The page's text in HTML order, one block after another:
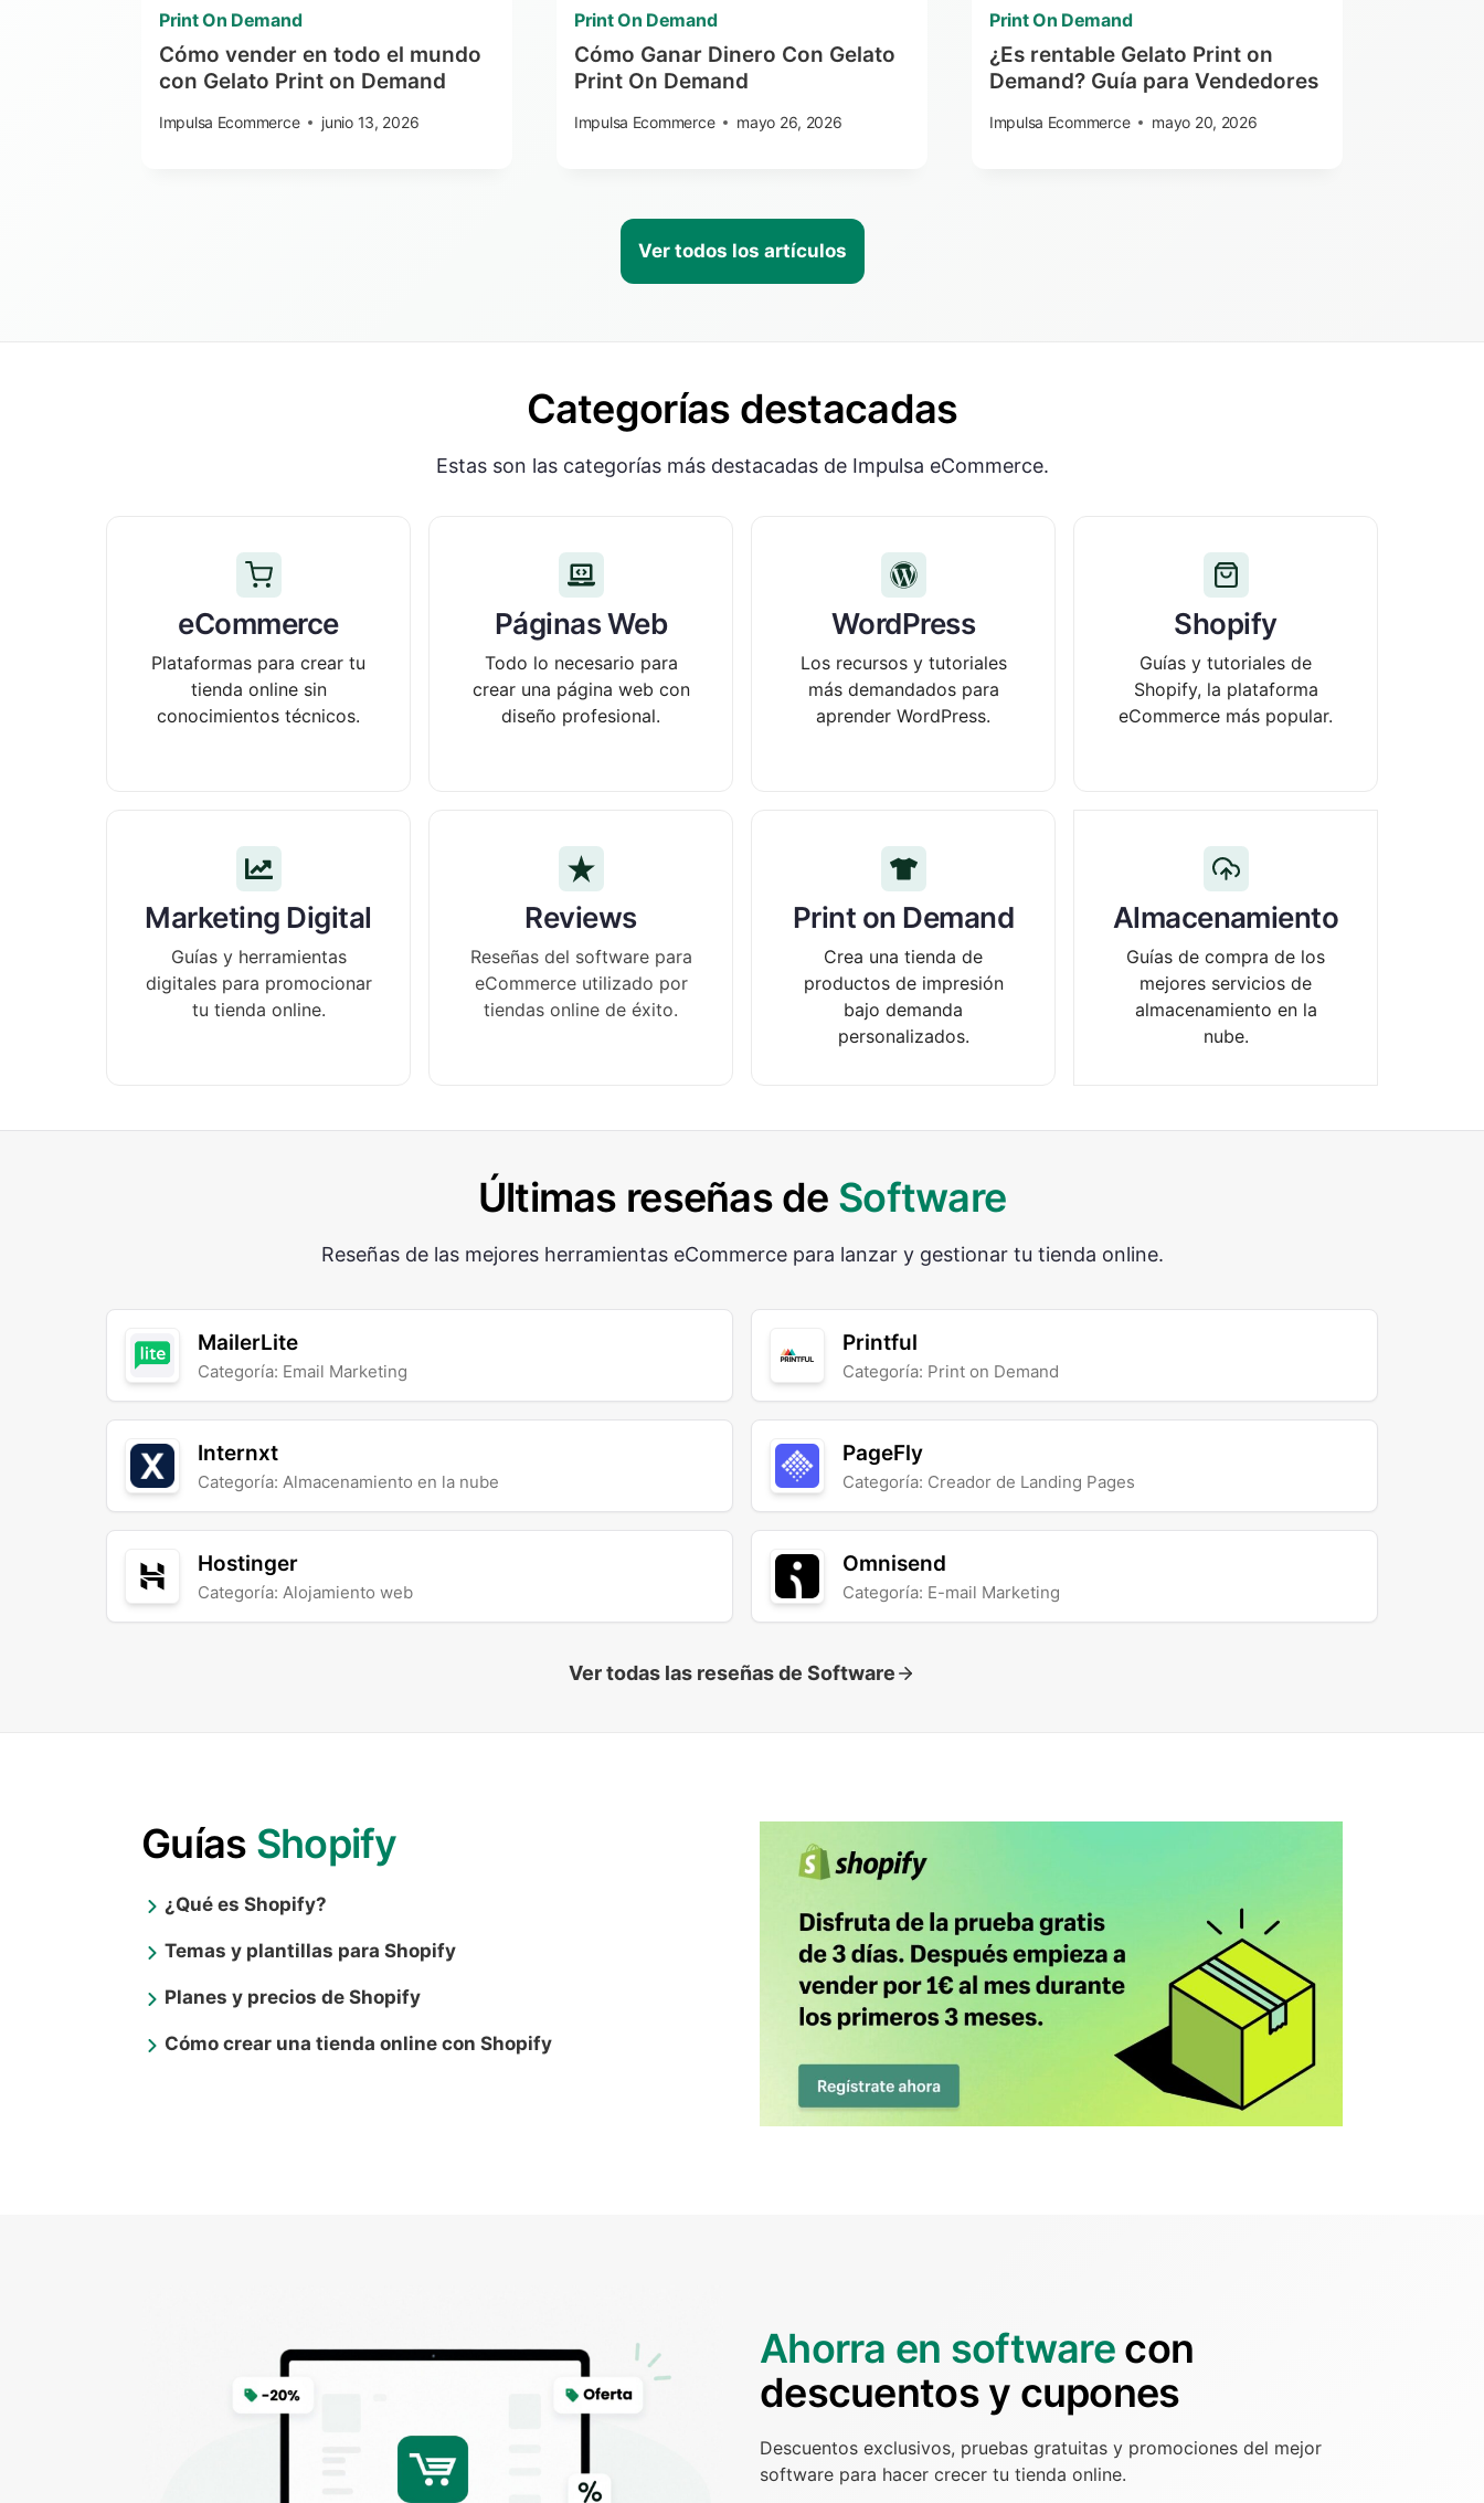
Print On Demand
Cómo vender en todo el mundo
con Gelato Print on Demand
Impulsa Ecommerce junio 13, 2026
Print On Demand
Cómo Ganar Dinero Con Gelato
Print On Demand
Impulsa Ecommerce mayo 26, 2026
Print On Demand
¿Es rentable Gelato Print on
Demand? Guía para Vendedores
Impulsa Ecommerce mayo 20, 2026
Ver todos los artículos
Categorías destacadas
Estas son las categorías más destacadas de Impulsa eCommerce.
eCommerce
Plataformas para crear tu
tienda online sin
conocimientos técnicos.
Páginas Web
Todo lo necesario para
crear una página web con
diseño profesional.
WordPress
Los recursos y tutoriales
más demandados para
aprender WordPress.
Shopify
Guías y tutoriales de
Shopify, la plataforma
eCommerce más popular.
Marketing Digital
Guías y herramientas
digitales para promocionar
tu tienda online.
Reviews
Reseñas del software para
eCommerce utilizado por
tiendas online de éxito.
Print on Demand
Crea una tienda de
productos de impresión
bajo demanda
personalizados.
Almacenamiento
Guías de compra de los
mejores servicios de
almacenamiento en la
nube.
Últimas reseñas de Software
Reseñas de las mejores herramientas eCommerce para lanzar y gestionar tu tienda online.
MailerLite
Categoría: Email Marketing
Printful
Categoría: Print on Demand
Internxt
Categoría: Almacenamiento en la nube
PageFly
Categoría: Creador de Landing Pages
Hostinger
Categoría: Alojamiento web
Omnisend
Categoría: E-mail Marketing
Ver todas las reseñas de Software
Guías Shopify
¿Qué es Shopify?
Temas y plantillas para Shopify
Planes y precios de Shopify
Cómo crear una tienda online con Shopify
Ahorra en software con
descuentos y cupones
Descuentos exclusivos, pruebas gratuitas y promociones del mejor
software para hacer crecer tu tienda online.